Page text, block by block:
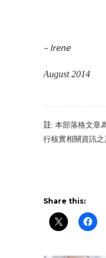
– Irene
August 2014
註: 本部落格文章
行核實相關資訊之
Share this: